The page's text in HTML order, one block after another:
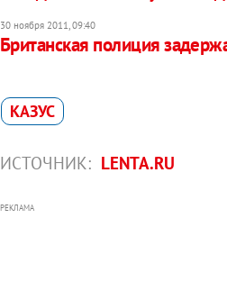
30 ноября 2011, 09:40
Британская полиция
КАЗУС
ИСТОЧНИК: LENTA.RU
РЕКЛАМА